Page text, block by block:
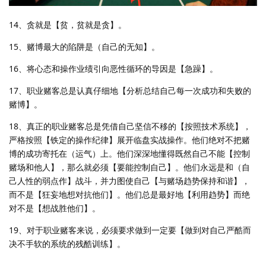
14、贪就是【贫，贫就是贪】。
15、赌博最大的陷阱是（自己的无知】。
16、将心态和操作业绩引向恶性循环的导因是【急躁】。
17、职业赌客总是认真仔细地【分析总结自己每一次成功和失败的
赌博】。
18、真正的职业赌客总是凭借自己坚信不移的【按照技术系统】，
严格按照【铁定的操作纪律】展开临盘实战操作。他们绝对不把赌
博的成功寄托在（运气）上。他们深深地懂得既然自己不能【控制
赌场和他人】，那么就必须【要能控制自己】。他们永远是和（自
己人性的弱点作】战斗，并力图使自己【与赌场趋势保持和谐】，
而不是【狂妄地想对抗他们】。他们总是最好地【利用趋势】而绝
对不是【想战胜他们】。
19、对于职业赌客来说，必须要求做到一定要【做到对自己严酷而
决不手软的系统的残酷训练】。